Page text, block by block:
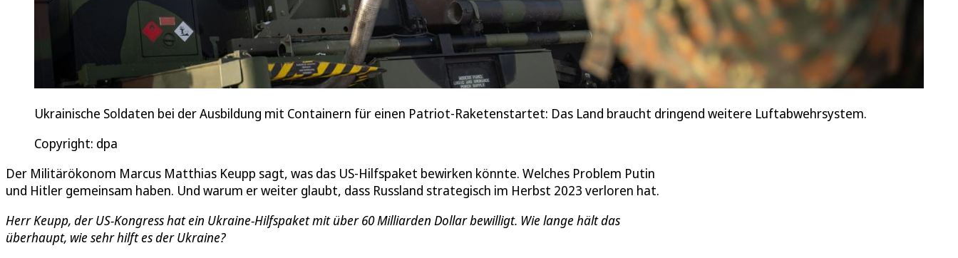
Ukrainische Soldaten bei der Ausbildung mit Containern für einen Patriot-Raketenstartet: Das Land braucht dringend weitere Luftabwehrsystem.
Copyright: dpa
Der Militärökonom Marcus Matthias Keupp sagt, was das US-Hilfspaket bewirken könnte. Welches Problem Putin
und Hitler gemeinsam haben. Und warum er weiter glaubt, dass Russland strategisch im Herbst 2023 verloren hat.
Herr Keupp, der US-Kongress hat ein Ukraine-Hilfspaket mit über 60 Milliarden Dollar bewilligt. Wie lange hält das
überhaupt, wie sehr hilft es der Ukraine?